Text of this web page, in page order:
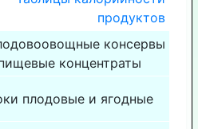
продуктов
консервы
концентраты
плодовые и ягодные